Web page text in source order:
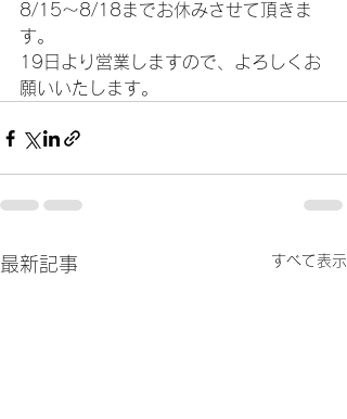
8/15～8/18までお休みさせて頂きま
す。
19日より営業しますので、よろしくお
願いいたします。
最新記事 すべて表示